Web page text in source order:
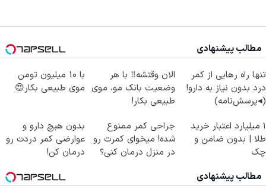
مطالب پیشنهادی
تنها راه رهایی از کمر
درد بدون نیاز به دارو!
(◂پرسش‌نامه)
الان وقتشه‼️ با هر
وضعیت بانک مو، موی
طبیعی بکار!
با 10 میلیون تومن
موی طبیعی بکار😍
۱ میلیارد اعتبار خرید
طلا | بدون ضامن و
چک
جراحی کمر ممنوع
شده! میخوای کمرت رو
در منزل درمان کنی؟
بدون هیچ دارو و
عوارضی کمر دردت رو
درمان کن!
مطالب پیشنهادی